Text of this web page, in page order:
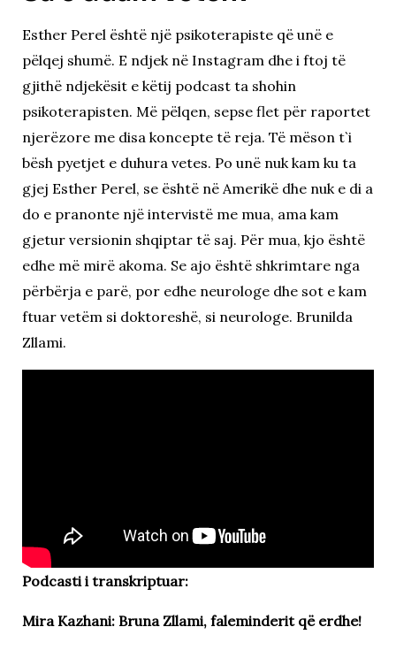
Esther Perel është një psikoterapiste që unë e
pëlqej shumë. E ndjek në Instagram dhe i ftoj të
gjithë ndjekësit e këtij podcast ta shohin
psikoterapisten. Më pëlqen, sepse flet për raportet
njerëzore me disa koncepte të reja. Të mëson t`i
bësh pyetjet e duhura vetes. Po unë nuk kam ku ta
gjej Esther Perel, se është në Amerikë dhe nuk e di a
do e pranonte një intervistë me mua, ama kam
gjetur versionin shqiptar të saj. Për mua, kjo është
edhe më mirë akoma. Se ajo është shkrimtare nga
përbërja e parë, por edhe neurologe dhe sot e kam
ftuar vetëm si doktoreshë, si neurologe. Brunilda
Zllami.
Podcasti i transkriptuar:
Mira Kazhani: Bruna Zllami, faleminderit që erdhe!